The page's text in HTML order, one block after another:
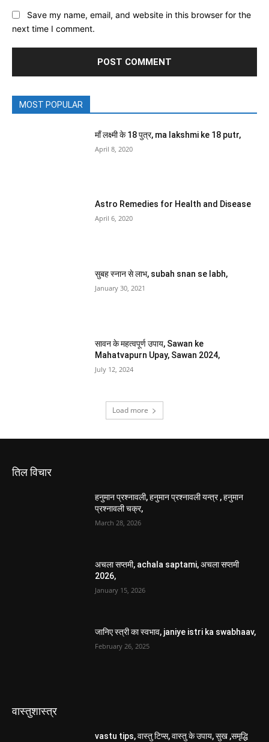
Save my name, email, and website in this browser for the
next time I comment.
MOST POPULAR
माँ लक्ष्मी के 18 पुत्र, ma lakshmi ke 18 putr,
April 8, 2020
Astro Remedies for Health and Disease
April 6, 2020
सुबह स्नान से लाभ, subah snan se labh,
January 30, 2021
सावन के महत्वपूर्ण उपाय, Sawan ke
Mahatvapurn Upay, Sawan 2024,
July 12, 2024
Load more
तिल विचार
हनुमान प्रश्नावली, हनुमान प्रश्नावली यन्त्र , हनुमान
प्रश्नावली चक्र,
March 28, 2026
अचला सप्तमी, achala saptami, अचला सप्तमी
2026,
January 15, 2026
जानिए स्त्री का स्वभाव, janiye istri ka swabhaav,
February 26, 2025
वास्तुशास्त्र
vastu tips, वास्तु टिप्स, वास्तु के उपाय, सुख ,समृद्धि